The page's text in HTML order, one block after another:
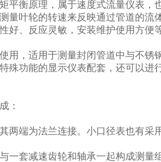
平衡原理，属于速度式流量仪表
量叶轮的转速来反映通过管道的
好、反应灵敏，安装维护使用方
用，适用于测量封闭管道中与不锈
殊功能的显示仪表配套，还可以
：
两端为法兰连接。小口径表也有采
一套减速齿轮和轴承一起构成测